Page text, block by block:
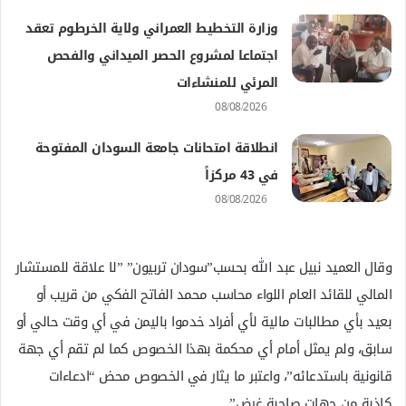
وزارة التخطيط العمراني ولاية الخرطوم تعقد
اجتماعا لمشروع الحصر الميداني والفحص
المرئي للمنشاءات
08/08/2026
انطلاقة امتحانات جامعة السودان المفتوحة
في 43 مركزاً
08/08/2026
وقال العميد نبيل عبد الله بحسب”سودان تربيون” ”لا علاقة للمستشار
المالي للقائد العام اللواء محاسب محمد الفاتح الفكي من قريب أو
بعيد بأي مطالبات مالية لأي أفراد خدموا باليمن في أي وقت حالي أو
سابق، ولم يمثل أمام أي محكمة بهذا الخصوص كما لم تقم أي جهة
قانونية باستدعائه”، واعتبر ما يثار في الخصوص محض “ادعاءات